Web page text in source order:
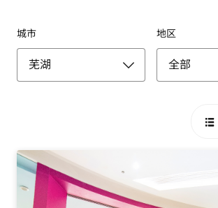
城市 地区